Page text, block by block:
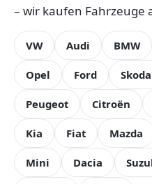
– wir kaufen Fahrzeuge
VW Audi BMW
Opel Ford Skoda
Peugeot Citroën
Kia Fiat Mazda
Mini Dacia